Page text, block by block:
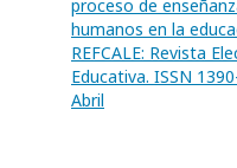
proceso de
humanos en la
REFCALE: Revista
Educativa. ISSN
Abril